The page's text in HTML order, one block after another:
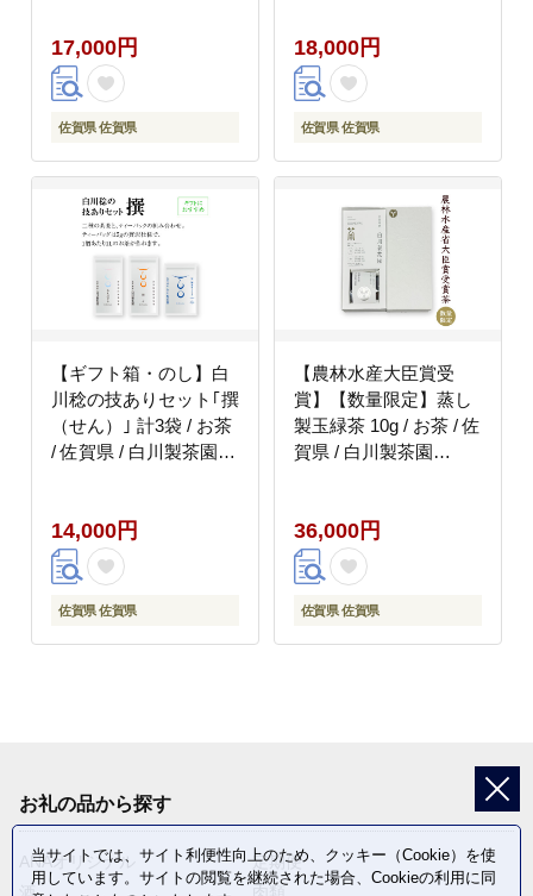
17,000円
佐賀県 佐賀県
18,000円
佐賀県 佐賀県
【ギフト箱・のし】白
川稔の技ありセット｢撰
（せん）｣ 計3袋 / お茶
/ 佐賀県 / 白川製茶園
14,000円
佐賀県 佐賀県
【農林水産大臣賞受
賞】【数量限定】蒸し
製玉緑茶 10g / お茶 / 佐
賀県 / 白川製茶園
36,000円
佐賀県 佐賀県
お礼の品から探す
ANAオリジナル
定期便
酒
当サイトでは、サイト利便性向上のため、クッキー（Cookie）を使
用しています。サイトの閲覧を継続された場合、Cookieの利用に同